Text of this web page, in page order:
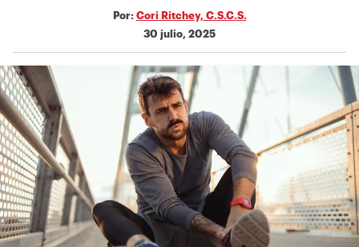
Por: Cori Ritchey, C.S.C.S.
30 julio, 2025